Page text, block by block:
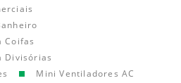
Coifas
Divisórias
Mini Ventiladores AC